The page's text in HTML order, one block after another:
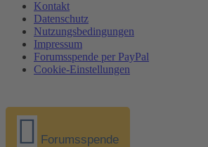
Kontakt
Datenschutz
Nutzungsbedingungen
Impressum
Forumsspende per PayPal
Cookie-Einstellungen
Forumsspende